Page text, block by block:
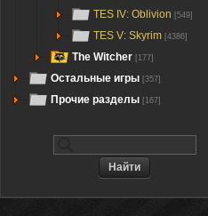
TES IV: Oblivion [549]
TES V: Skyrim [4386]
The Witcher [177]
Остальные игры [357]
Прочие разделы [167]